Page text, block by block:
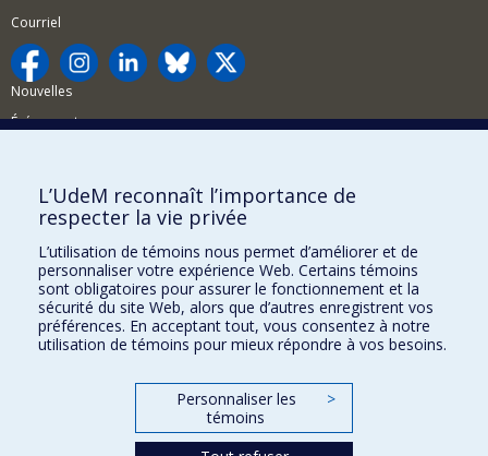
Courriel
Nouvelles
Événements
BESOIN D'AIDE?
Plan du site
Signaler une erreur
Accessibilité
FACULTÉ DES ARTS ET DES SCIENCES
Nos programmes et cours
L’UdeM reconnaît l’importance de
respecter la vie privée
L’utilisation de témoins nous permet d’améliorer et de
personnaliser votre expérience Web. Certains témoins
sont obligatoires pour assurer le fonctionnement et la
sécurité du site Web, alors que d’autres enregistrent vos
préférences. En acceptant tout, vous consentez à notre
utilisation de témoins pour mieux répondre à vos besoins.
Personnaliser les
témoins
>